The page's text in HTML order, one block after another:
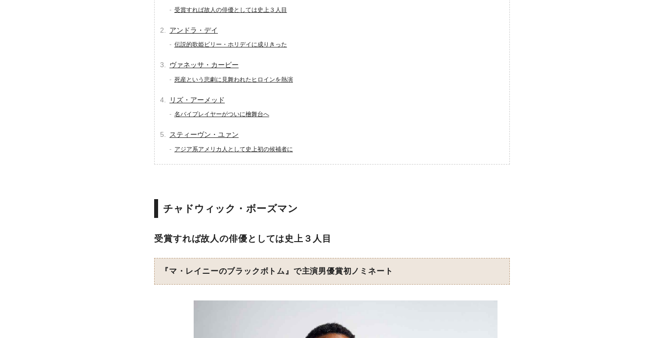
受賞すれば故人の俳優としては史上３人目
アンドラ・デイ
伝説的歌姫ビリー・ホリデイに成りきった
ヴァネッサ・カービー
死産という悲劇に見舞われたヒロインを熱演
リズ・アーメッド
名バイプレイヤーがついに檜舞台へ
スティーヴン・ユァン
アジア系アメリカ人として史上初の候補者に
チャドウィック・ボーズマン
受賞すれば故人の俳優としては史上３人目
『マ・レイニーのブラックボトム』で主演男優賞初ノミネート